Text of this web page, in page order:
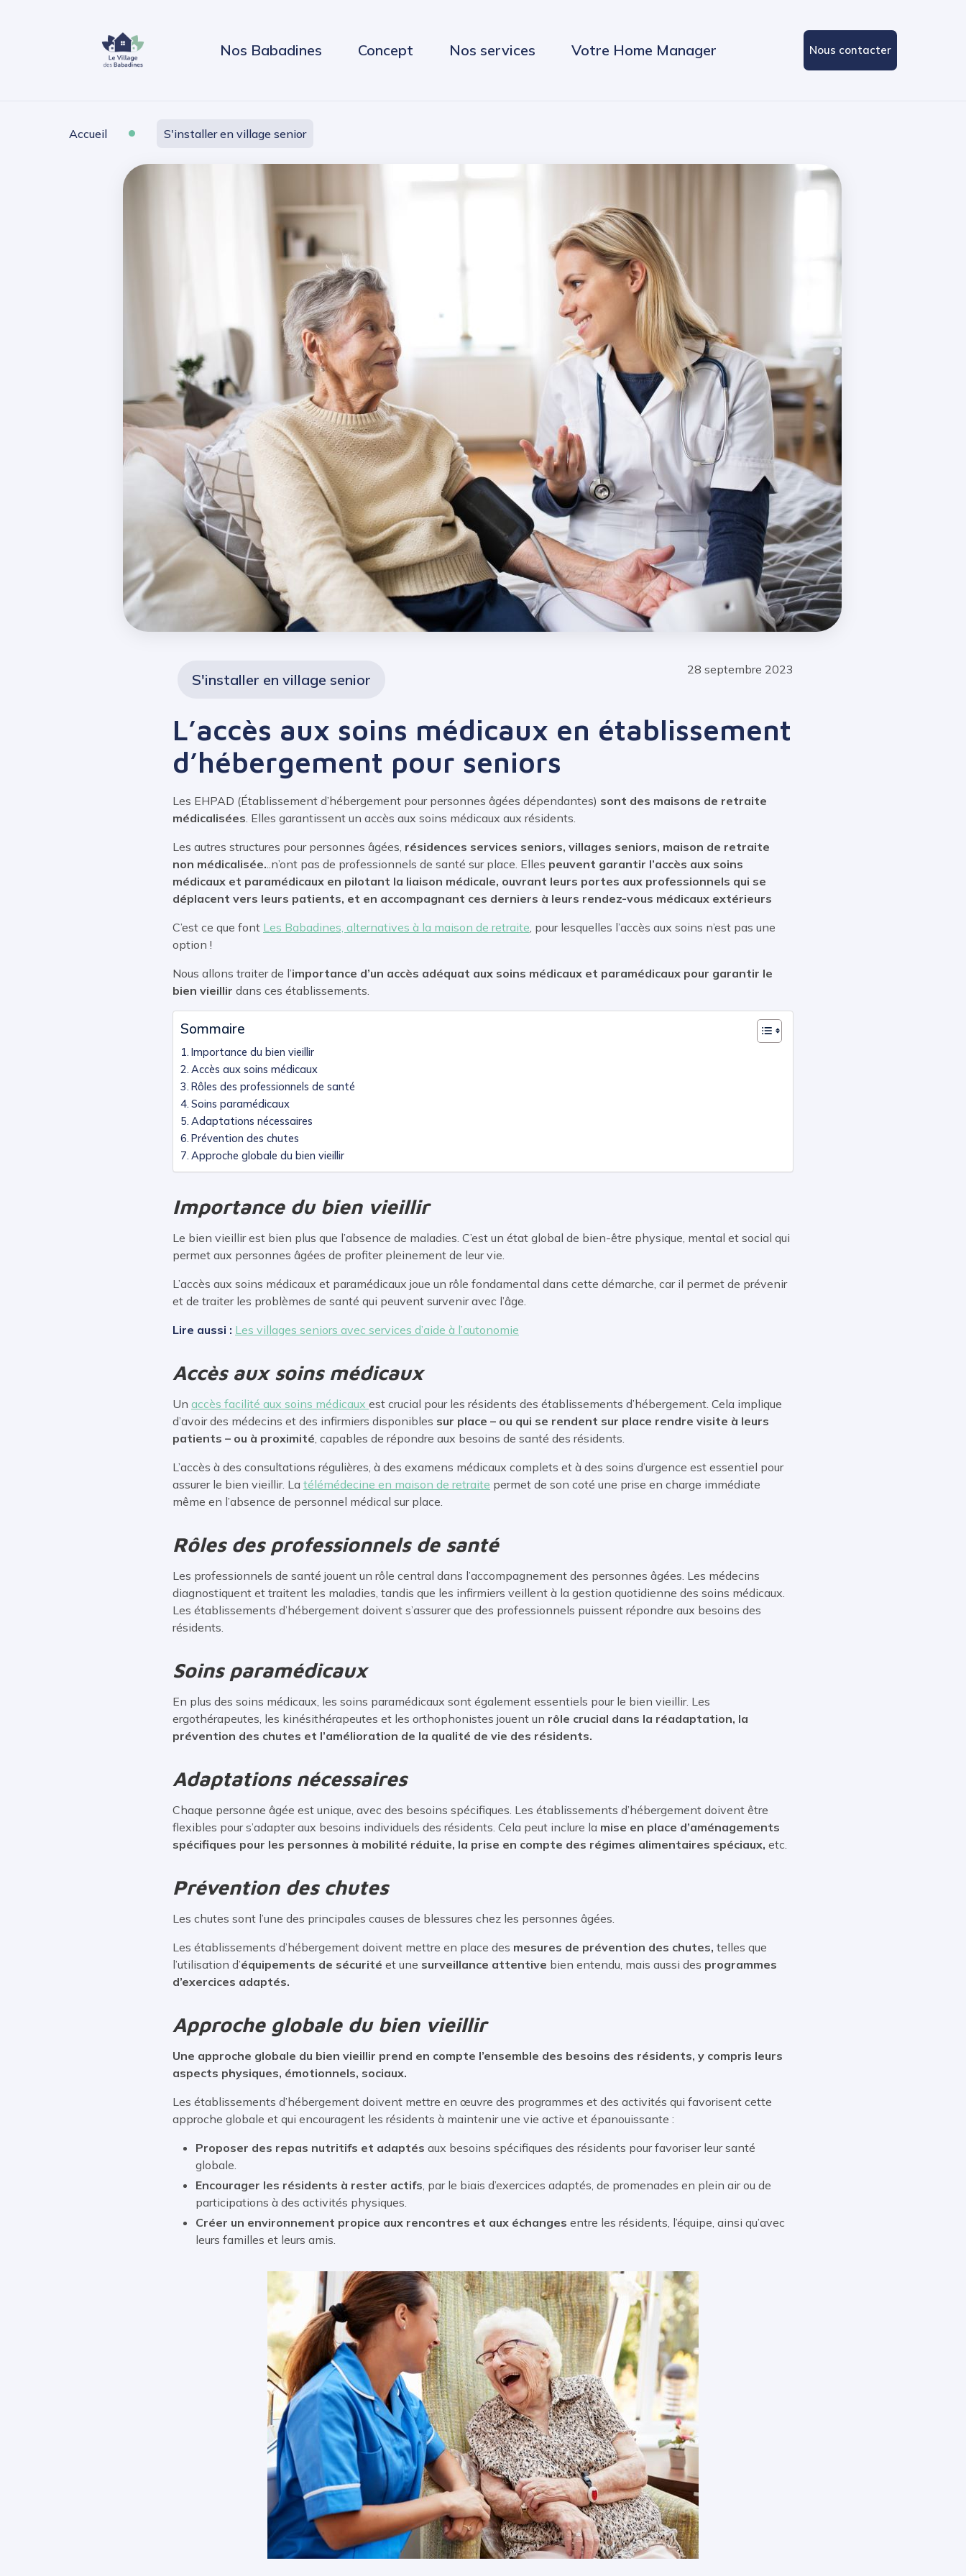
Nos Babadines Concept Nos services Votre Home Manager Nous contacter
Accueil • S'installer en village senior
S'installer en village senior
28 septembre 2023
L’accès aux soins médicaux en établissement
d’hébergement pour seniors
Les EHPAD (Établissement d’hébergement pour personnes âgées dépendantes) sont des maisons de retraite
médicalisées. Elles garantissent un accès aux soins médicaux aux résidents.
Les autres structures pour personnes âgées, résidences services seniors, villages seniors, maison de retraite
non médicalisée...n’ont pas de professionnels de santé sur place. Elles peuvent garantir l’accès aux soins
médicaux et paramédicaux en pilotant la liaison médicale, ouvrant leurs portes aux professionnels qui se
déplacent vers leurs patients, et en accompagnant ces derniers à leurs rendez-vous médicaux extérieurs
C’est ce que font Les Babadines, alternatives à la maison de retraite, pour lesquelles l’accès aux soins n’est pas une
option !
Nous allons traiter de l’importance d’un accès adéquat aux soins médicaux et paramédicaux pour garantir le
bien vieillir dans ces établissements.
Sommaire
Importance du bien vieillir
Accès aux soins médicaux
Rôles des professionnels de santé
Soins paramédicaux
Adaptations nécessaires
Prévention des chutes
Approche globale du bien vieillir
Importance du bien vieillir
Le bien vieillir est bien plus que l’absence de maladies. C’est un état global de bien-être physique, mental et social qui
permet aux personnes âgées de profiter pleinement de leur vie.
L’accès aux soins médicaux et paramédicaux joue un rôle fondamental dans cette démarche, car il permet de prévenir
et de traiter les problèmes de santé qui peuvent survenir avec l’âge.
Lire aussi : Les villages seniors avec services d’aide à l’autonomie
Accès aux soins médicaux
Un accès facilité aux soins médicaux est crucial pour les résidents des établissements d’hébergement. Cela implique
d’avoir des médecins et des infirmiers disponibles sur place – ou qui se rendent sur place rendre visite à leurs
patients – ou à proximité , capables de répondre aux besoins de santé des résidents.
L’accès à des consultations régulières, à des examens médicaux complets et à des soins d’urgence est essentiel pour
assurer le bien vieillir. La télémédecine en maison de retraite permet de son coté une prise en charge immédiate
même en l’absence de personnel médical sur place.
Rôles des professionnels de santé
Les professionnels de santé jouent un rôle central dans l’accompagnement des personnes âgées. Les médecins
diagnostiquent et traitent les maladies, tandis que les infirmiers veillent à la gestion quotidienne des soins médicaux.
Les établissements d’hébergement doivent s’assurer que des professionnels puissent répondre aux besoins des
résidents.
Soins paramédicaux
En plus des soins médicaux, les soins paramédicaux sont également essentiels pour le bien vieillir. Les
ergothérapeutes, les kinésithérapeutes et les orthophonistes jouent un rôle crucial dans la réadaptation, la
prévention des chutes et l’amélioration de la qualité de vie des résidents.
Adaptations nécessaires
Chaque personne âgée est unique, avec des besoins spécifiques. Les établissements d’hébergement doivent être
flexibles pour s’adapter aux besoins individuels des résidents. Cela peut inclure la mise en place d’aménagements
spécifiques pour les personnes à mobilité réduite, la prise en compte des régimes alimentaires spéciaux, etc.
Prévention des chutes
Les chutes sont l’une des principales causes de blessures chez les personnes âgées.
Les établissements d’hébergement doivent mettre en place des mesures de prévention des chutes, telles que
l’utilisation d’équipements de sécurité et une surveillance attentive bien entendu, mais aussi des programmes
d’exercices adaptés.
Approche globale du bien vieillir
Une approche globale du bien vieillir prend en compte l’ensemble des besoins des résidents, y compris leurs
aspects physiques, émotionnels, sociaux.
Les établissements d’hébergement doivent mettre en œuvre des programmes et des activités qui favorisent cette
approche globale et qui encouragent les résidents à maintenir une vie active et épanouissante :
Proposer des repas nutritifs et adaptés aux besoins spécifiques des résidents pour favoriser leur santé
globale.
Encourager les résidents à rester actifs , par le biais d’exercices adaptés, de promenades en plein air ou de
participations à des activités physiques.
Créer un environnement propice aux rencontres et aux échanges entre les résidents, l’équipe, ainsi qu’avec
leurs familles et leurs amis.